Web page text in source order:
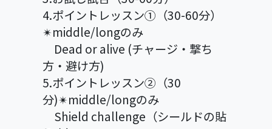
4.ポイントレッスン①（30-60分）
✴︎middle/longのみ
Dead or alive (チャージ・撃ち
方・避け方)
5.ポイントレッスン②（30
分)✴︎middle/longのみ
Shield challenge（シールドの貼